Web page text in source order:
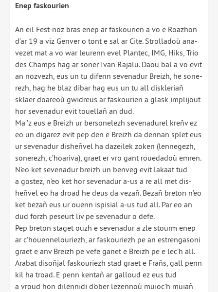
Enep fas­kou­rien
An eil Fest-noz bras enep ar fas­kou­rien a vo e Roazhon
d’ar 19 a viz Genver o tont e sal ar Cite. Strolladoù ana­
ve­zet mat a vo war leu­renn evel Plantec, IMG, Hiks, Trio
des Champs hag ar soner Ivan Rajalu. Daou bal a vo evit
an noz­vezh, eus un tu difenn seve­na­dur Breizh, he sone­
rezh, hag he blaz dibar hag eus un tu all disk­le­riañ
sklaer doa­reoù gwi­dreus ar fas­kou­rien a glask impli­jout
hor seve­na­dur evit touel­lañ an dud.
Ma ’z eus e Breizh ur ber­so­ne­lezh seve­na­du­rel kreñv ez
eo un diga­rez evit pep den e Breizh da den­nan splet eus
ur seve­na­dur dis­heñ­vel ha dazei­lek zoken (len­ne­gezh,
sone­rezh, c’hoariva), graet er vro gant roue­da­doù emren.
N’eo ket seve­na­dur breizh un ben­veg evit lakaat tud
a gos­tez, n’eo ket hor seve­na­dur a‑us a re all met dis­
heñ­vel eo ha droad he deus da vezañ. Bezañ bre­ton n’eo
ket bezañ eus ur ouenn ispi­sial a‑us tud all. Par eo an
dud forzh peseurt liv pe seve­na­dur o defe.
Pep bre­ton sta­get ouzh e seve­na­dur a zle stourm enep
ar c’houennelouriezh, ar fas­kou­riezh pe an estren­ga­so­ni
graet e anv Breizh pe vefe ganet e Breizh pe e lec’h all.
Arabat disoñ­jal fas­kou­riezh stad graet e Frañs, gall penn
kil ha troad. E penn ken­tañ ar gal­loud ez eus tud
a vroud hon dilen­ni­di d’ober lezen­noù muioc’h muiañ